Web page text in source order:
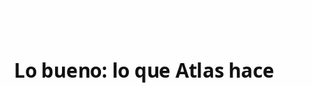
Lo bueno: lo que Atlas hace